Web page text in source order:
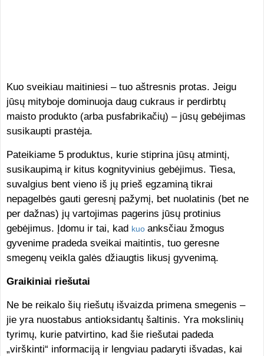
Kuo sveikiau maitiniesi – tuo aštresnis protas. Jeigu
jūsų mityboje dominuoja daug cukraus ir perdirbtų
maisto produkto (arba pusfabrikačių) – jūsų gebėjimas
susikaupti prastėja.
Pateikiame 5 produktus, kurie stiprina jūsų atmintį,
susikaupimą ir kitus kognityvinius gebėjimus. Tiesa,
suvalgius bent vieno iš jų prieš egzaminą tikrai
nepagelbės gauti geresnį pažymį, bet nuolatinis (bet ne
per dažnas) jų vartojimas pagerins jūsų protinius
gebėjimus. Įdomu ir tai, kad kuo anksčiau žmogus
gyvenime pradeda sveikai maitintis, tuo geresne
smegenų veikla galės džiaugtis likusį gyvenimą.
Graikiniai riešutai
Ne be reikalo šių riešutų išvaizda primena smegenis –
jie yra nuostabus antioksidantų šaltinis. Yra mokslinių
tyrimų, kurie patvirtino, kad šie riešutai padeda
„virškinti“ informaciją ir lengviau padaryti išvadas, kai